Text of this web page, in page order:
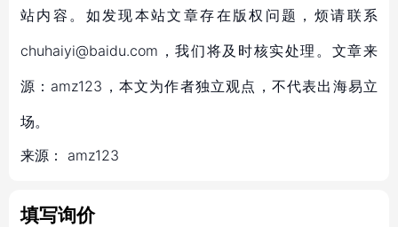
站内容。如发现本站文章存在版权问题，烦请联系
chuhaiyi@baidu.com，我们将及时核实处理。文章来
源：amz123，本文为作者独立观点，不代表出海易立
场。
来源： amz123
填写询价